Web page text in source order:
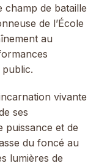
champ de bataille
de l’École
au
vivante
ses
puissance et de
du foncé au
lumières de